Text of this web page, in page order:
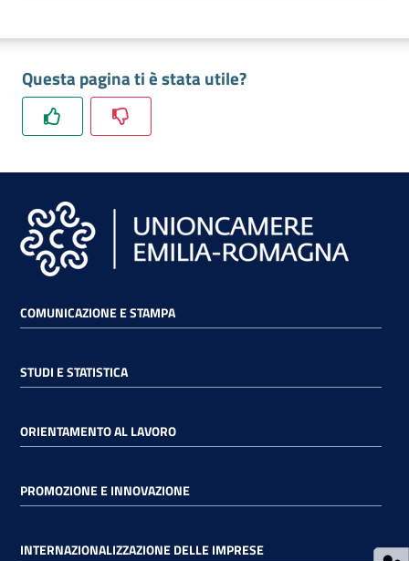
Chi
siamo
RSS
su
Questa pagina ti è stata utile?
COMUNICAZIONE E STAMPA
STUDI E STATISTICA
ORIENTAMENTO AL LAVORO
PROMOZIONE E INNOVAZIONE
INTERNAZIONALIZZAZIONE DELLE IMPRESE